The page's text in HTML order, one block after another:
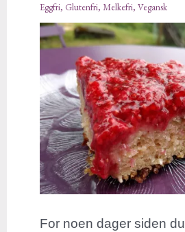
Eggfri, Glutenfri, Melkefri, Vegansk
For noen dager siden